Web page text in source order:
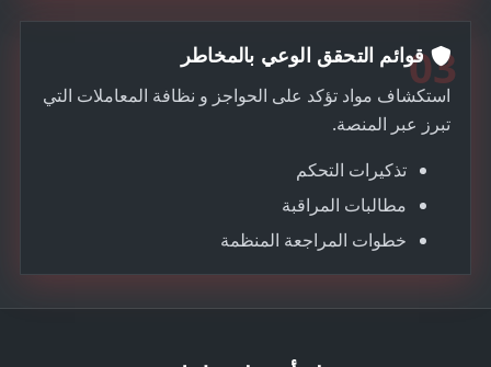
03قوائم التحقق الوعي بالمخاطر
استكشاف مواد تؤكد على الحواجز و نظافة المعاملات التي
تبرز عبر المنصة.
تذكيرات التحكم
مطالبات المراقبة
خطوات المراجعة المنظمة